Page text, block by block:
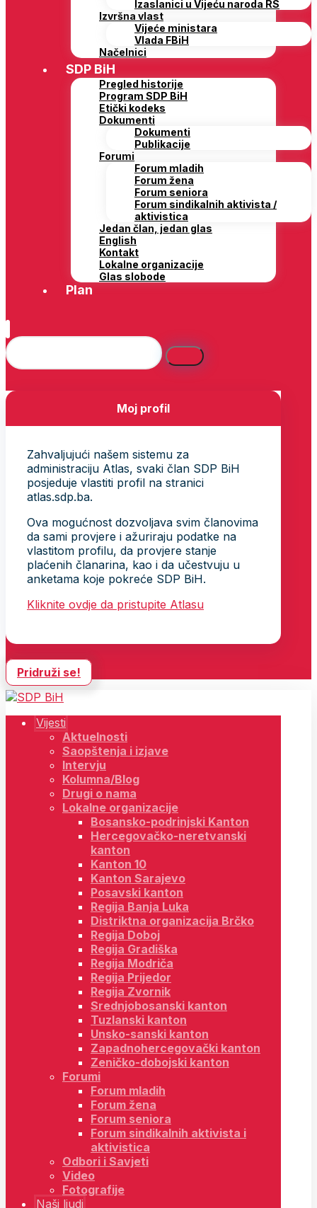
Izaslanici u Vijeću naroda RS
Izvršna vlast
Vijeće ministara
Vlada FBiH
Načelnici
SDP BiH
Pregled historije
Program SDP BiH
Etički kodeks
Dokumenti
Dokumenti
Publikacije
Forumi
Forum mladih
Forum žena
Forum seniora
Forum sindikalnih aktivista /
aktivistica
Jedan član, jedan glas
English
Kontakt
Lokalne organizacije
Glas slobode
Plan
Moj profil
Zahvaljujući našem sistemu za
administraciju Atlas, svaki član SDP BiH
posjeduje vlastiti profil na stranici
atlas.sdp.ba.
Ova mogućnost dozvoljava svim članovima
da sami provjere i ažuriraju podatke na
vlastitom profilu, da provjere stanje
plaćenih članarina, kao i da učestvuju u
anketama koje pokreće SDP BiH.
Kliknite ovdje da pristupite Atlasu
Pridruži se!
Vijesti
Aktuelnosti
Saopštenja i izjave
Intervju
Kolumna/Blog
Drugi o nama
Lokalne organizacije
Bosansko-podrinjski Kanton
Hercegovačko-neretvanski
kanton
Kanton 10
Kanton Sarajevo
Posavski kanton
Regija Banja Luka
Distriktna organizacija Brčko
Regija Doboj
Regija Gradiška
Regija Modriča
Regija Prijedor
Regija Zvornik
Srednjobosanski kanton
Tuzlanski kanton
Unsko-sanski kanton
Zapadnohercegovački kanton
Zeničko-dobojski kanton
Forumi
Forum mladih
Forum žena
Forum seniora
Forum sindikalnih aktivista i
aktivistica
Odbori i Savjeti
Video
Fotografije
Naši ljudi